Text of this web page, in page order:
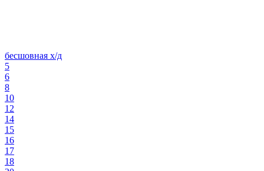
бесшовная х/д
5
6
8
10
12
14
15
16
17
18